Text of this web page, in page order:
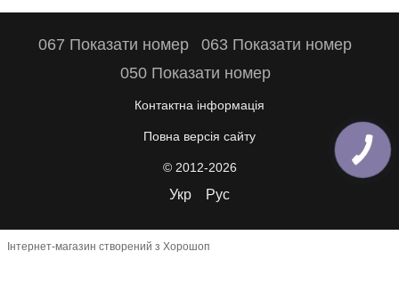
067 Показати номер
063 Показати номер
050 Показати номер
Контактна інформація
Повна версія сайту
© 2012-2026
Укр Рус
Інтернет-магазин створений з Хорошоп